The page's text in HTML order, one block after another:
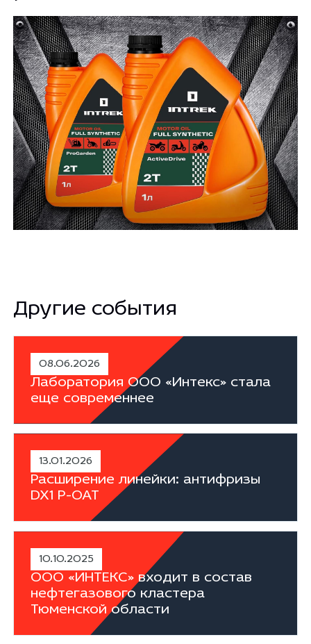
Другие события
08.06.2026
Лаборатория ООО «Интекс» стала
еще современнее
13.01.2026
Расширение линейки: антифризы
DX1 P-OAT
10.10.2025
ООО «ИНТЕКС» входит в состав
нефтегазового кластера
Тюменской области